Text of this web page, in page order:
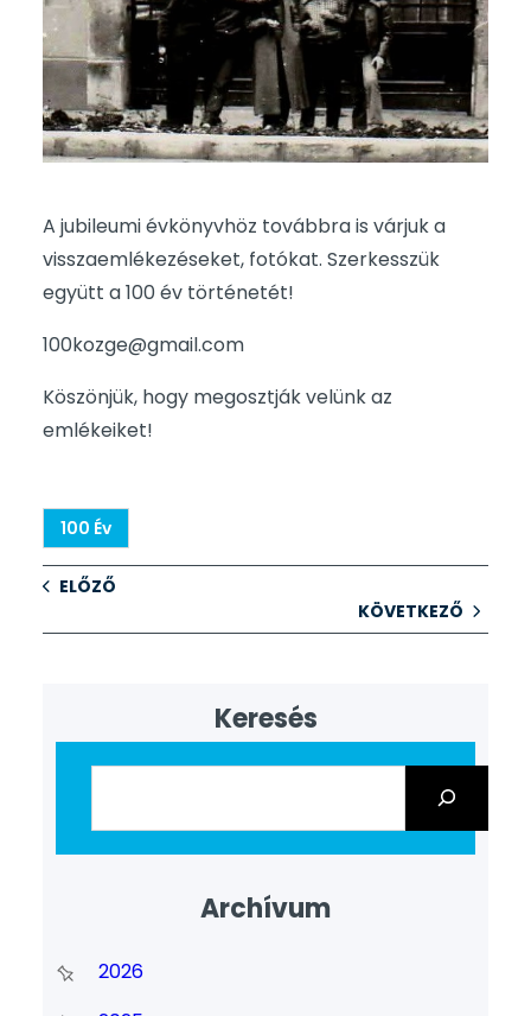
A jubileumi évkönyvhöz továbbra is várjuk a
visszaemlékezéseket, fotókat. Szerkesszük
együtt a 100 év történetét!
100kozge@gmail.com
Köszönjük, hogy megosztják velünk az
emlékeiket!
100 Év
ELŐZŐ
KÖVETKEZŐ
Keresés
Archívum
2026